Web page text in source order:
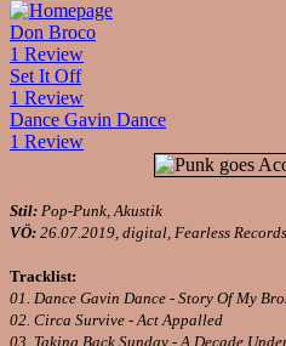
Don Broco
1 Review
Set It Off
1 Review
Dance Gavin Dance
1 Review
Stil: Pop-Punk, Akustik
VÖ: 26.07.2019, digital, Fearless Records
Tracklist:
01. Dance Gavin Dance - Story Of My
02. Circa Survive - Act Appalled
03. Taking Back Sunday - A Decade